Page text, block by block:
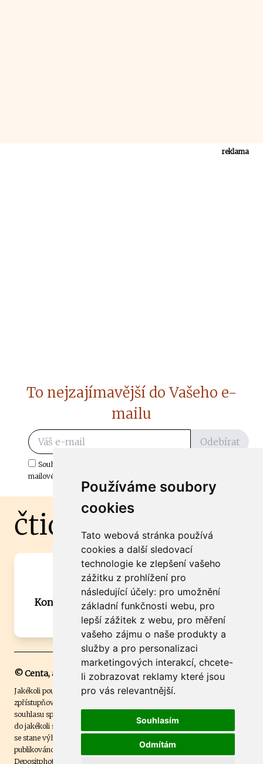
Používáme soubory
cookies
Tato webová stránka používá
cookies a další sledovací
technologie ke zlepšení vašeho
zážitku z prohlížení pro
následující účely: pro umožnění
základní funkčnosti webu, pro
lepší zážitek z webu, pro měření
vašeho zájmu o naše produkty a
služby a pro personalizaci
marketingových interakcí, chcete-
li zobrazovat reklamy které jsou
pro vás relevantnější.
Souhlasím
Odmítám
reklama
To nejzajímavější do Vašeho e-
mailu
Odebírat
Souhlasím s odběrem důležitých zpráv ze ČtiDoma.cz do mé e-
mailové schránky.
čtidoma.cz
Máte zajímavou informaci? Chcete
spolupracovat?
Kontaktujte šéfredaktora Martina Chalupu:
chalupa@ctidoma.cz
© Centa, a.s.
Jakékoli použití obsahu včetně převzetí, šíření či dalšího užití a
zpřístupňování textových či obrazových materiálů bez písemného
souhlasu společnosti Centa,a.s. je zakázáno. Čtenář svým přihlášením
do jakékoli soutěže na našem webu dává souhlas s tím, že v případě, že
se stane výhercem této soutěže, může být jeho jméno na webu
publikováno. Centa, a.s. využívala licenci ČTK a využívá fotografie z
Depositphotos